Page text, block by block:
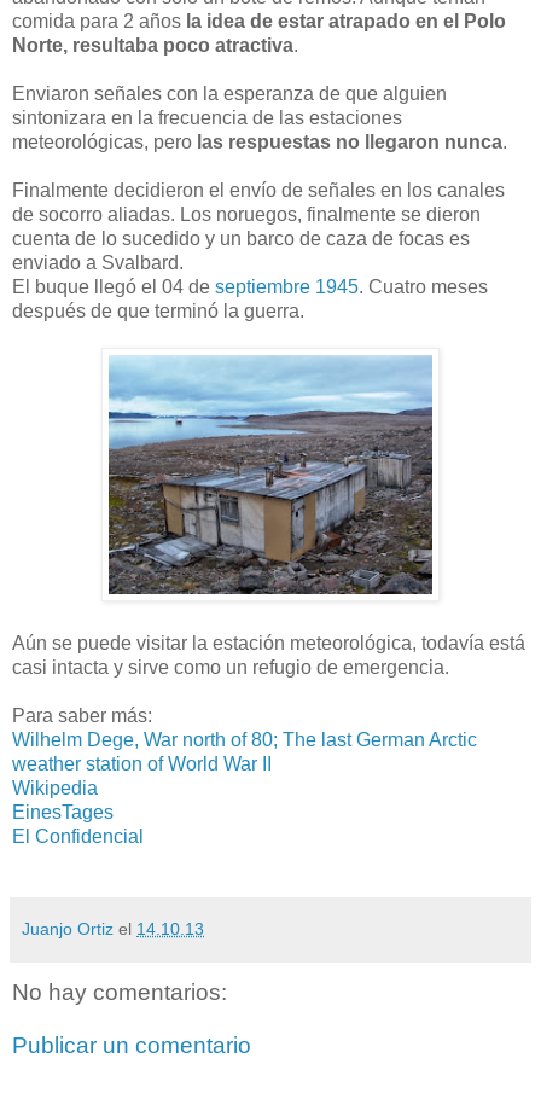
comida para 2 años la idea de estar atrapado en el Polo
Norte, resultaba poco atractiva.
Enviaron señales con la esperanza de que alguien
sintonizara en la frecuencia de las estaciones
meteorológicas, pero las respuestas no llegaron nunca.
Finalmente decidieron el envío de señales en los canales
de socorro aliadas. Los noruegos, finalmente se dieron
cuenta de lo sucedido y un barco de caza de focas es
enviado a Svalbard.
El buque llegó el 04 de septiembre 1945. Cuatro meses
después de que terminó la guerra.
Aún se puede visitar la estación meteorológica, todavía está
casi intacta y sirve como un refugio de emergencia.
Para saber más:
Wilhelm Dege, War north of 80; The last German Arctic
weather station of World War II
Wikipedia
EinesTages
El Confidencial
Juanjo Ortiz el 14.10.13
No hay comentarios:
Publicar un comentario